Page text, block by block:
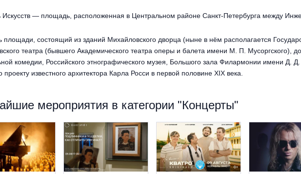
— площадь, расположенная в Центральном районе Санкт-Петербурга между
площади, состоящий из зданий Михайловского дворца (ныне в нём располагается
театра (бывшего Академического театра оперы и балета имени М. П. Мусоргского),
комедии, Российского этнографического музея, Большого зала Филармонии имени Д.
проекту известного архитектора Карла Росси в первой половине XIX века.
мероприятия в категории "Концерты"